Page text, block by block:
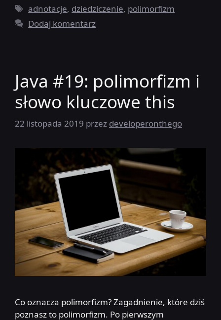
Tagi
adnotacje, dziedziczenie, polimorfizm
Dodaj komentarz
Java #19: polimorfizm i
słowo kluczowe this
22 listopada 2019 przez developeronthego
Co oznacza polimorfizm? Zagadnienie, które dziś
poznasz to polimorfizm. Po pierwszym